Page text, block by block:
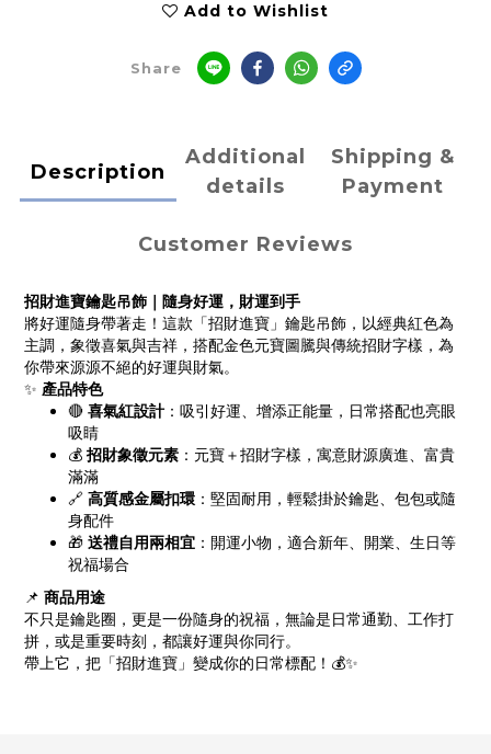
Add to Wishlist
Share
Description
Additional
details
Shipping &
Payment
Customer Reviews
招財進寶鑰匙吊飾｜隨身好運，財運到手
將好運隨身帶著走！這款「招財進寶」鑰匙吊飾，以經典紅色為
主調，象徵喜氣與吉祥，搭配金色元寶圖騰與傳統招財字樣，為
你帶來源源不絕的好運與財氣。
✨ 產品特色
🔴 喜氣紅設計：吸引好運、增添正能量，日常搭配也亮眼
吸睛
💰 招財象徵元素 ：元寶＋招財字樣，寓意財源廣進、富貴
滿滿
🔗 高質感金屬扣環 ：堅固耐用，輕鬆掛於鑰匙、包包或隨
身配件
🎁 送禮自用兩相宜 ：開運小物，適合新年、開業、生日等
祝福場合
📌 商品用途
不只是鑰匙圈，更是一份隨身的祝福，無論是日常通勤、工作打
拼，或是重要時刻，都讓好運與你同行。
帶上它，把「招財進寶」變成你的日常標配！💰✨